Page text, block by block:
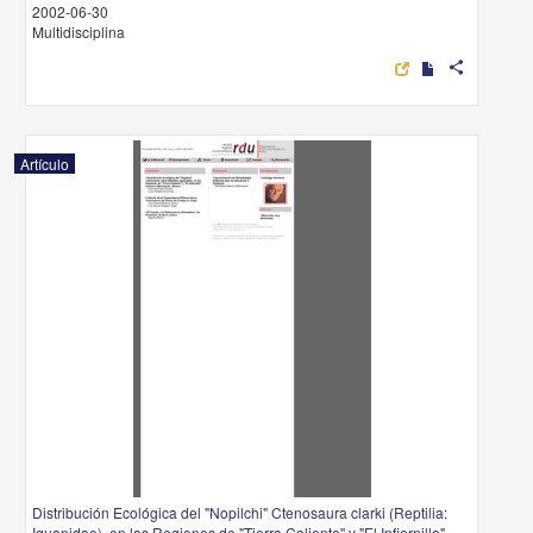
2002-06-30
Multidisciplina
share
Artículo
Distribución Ecológica del "Nopilchi" Ctenosaura clarki (Reptilia: